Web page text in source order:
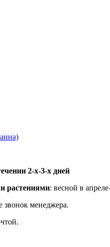
2-х-3-х дней
растениями: весной в
звонок менеджера.